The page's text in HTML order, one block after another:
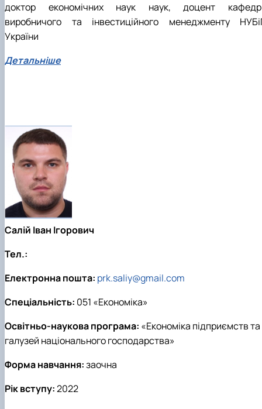
доктор економічних наук наук, доцент
виробничого та інвестиційного менеджменту
України
Детальніше
Салій Іван Ігорович
Тел.:
Електронна пошта: prk.saliy@gmail.com
Спеціальність: 051 «Економіка»
Освітньо-наукова програма: «Економіка підприємств та
галузей національного господарства»
Форма навчання:заочна
Рік вступу:2022